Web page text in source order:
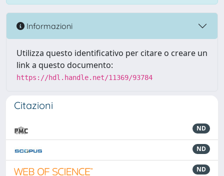
Informazioni
Utilizza questo identificativo per citare o creare un
link a questo documento:
https://hdl.handle.net/11369/93784
Citazioni
ND
ND
ND